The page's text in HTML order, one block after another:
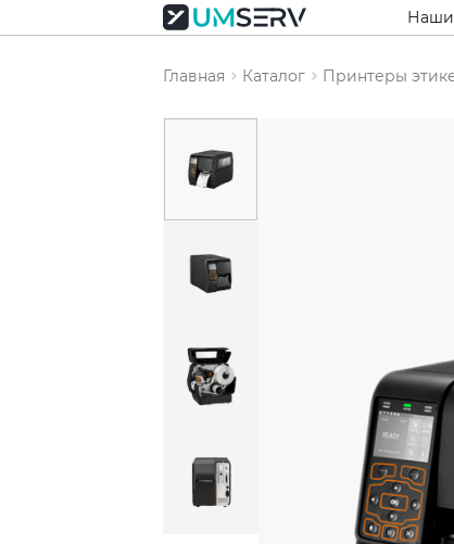
Главная Каталог Принтеры